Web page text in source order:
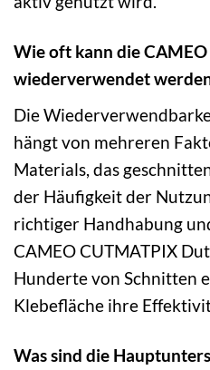
Wie oft kann die
wiederverwendet
Die
hängt von mehreren
Materials, das
der Häufigkeit der
richtiger Handhabung
CAMEO CUTMATPIX
Hunderte von Schnitten
Klebefläche ihre
Was sind die